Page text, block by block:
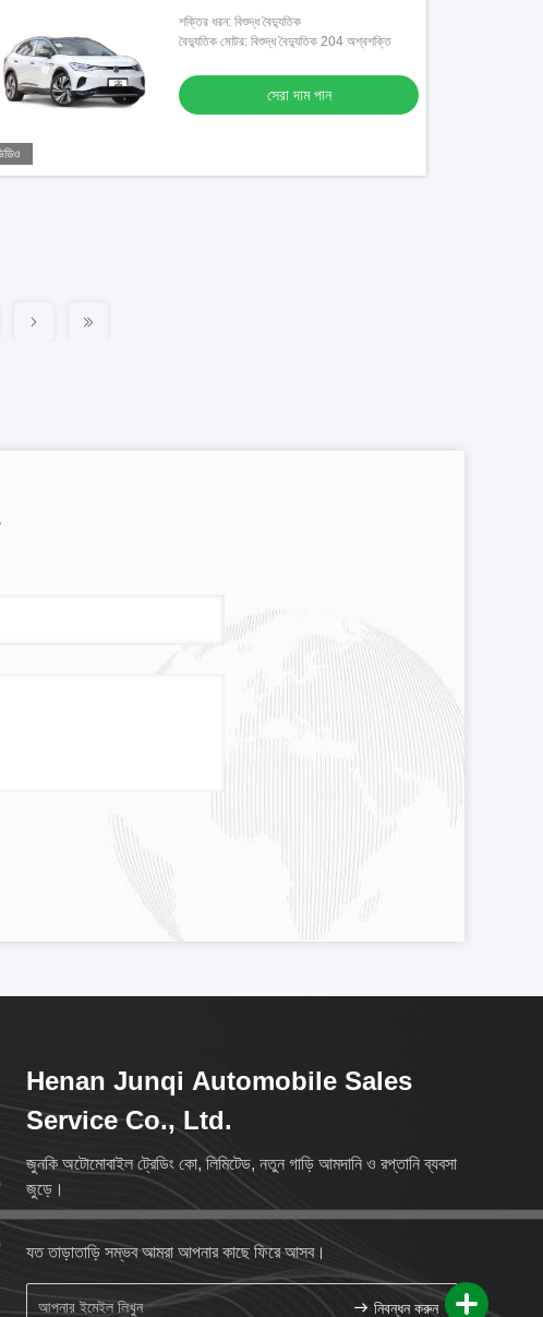
শক্তির ধরন: বিশুদ্ধ বৈদ্যুতিক
বৈদ্যুতিক মোটর: বিশুদ্ধ বৈদ্যুতিক 204 অশ্বশক্তি
সেরা দাম পান
Henan Junqi Automobile Sales
Service Co., Ltd.
জুনকি অটোমোবাইল ট্রেডিং কো, লিমিটেড, নতুন গাড়ি আমদানি ও রপ্তানি ব্যবসা
জুড়ে।
যত তাড়াতাড়ি সম্ভব আমরা আপনার কাছে ফিরে আসব।
নিবন্ধন করুন